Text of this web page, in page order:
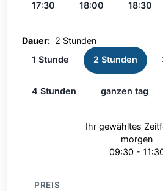
17:30 18:00 18:30
Dauer: 2 Stunden
1 Stunde
2 Stunden
4 Stunden ganzen tag
Ihr gewähltes
morgen
09:30 -
PREIS